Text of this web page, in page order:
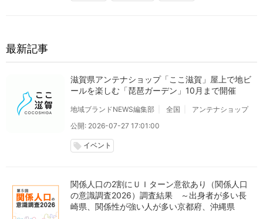
最新記事
滋賀県アンテナショップ「ここ滋賀」屋上で地ビ
ールを楽しむ「琵琶ガーデン」10月まで開催
地域ブランドNEWS編集部 全国
アンテナショップ
公開: 2026-07-27 17:01:00
local_offer イベント
関係人口の2割にＵＩターン意欲あり（関係人口
の意識調査2026）調査結果 ～出身者が多い長
崎県、関係性が強い人が多い京都府、沖縄県